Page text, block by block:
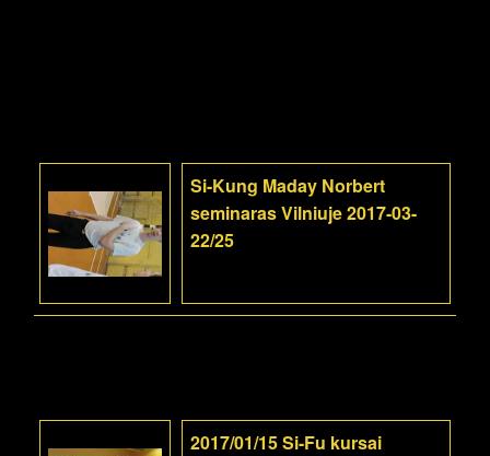
Si-Kung Maday Norbert
seminaras Vilniuje 2017-03-
22/25
2017/01/15 Si-Fu kursai